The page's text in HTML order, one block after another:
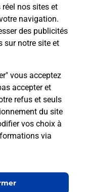
nos sites et
navigation.
des publicités
sur notre site et
vous acceptez
accepter et
refus et seuls
du site
vos choix à
via
le